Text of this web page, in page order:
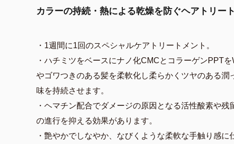
カラーの持続・熱による乾燥を防ぐヘアトリー
・1週間に1回のスペシャルケアトリートメント。
・ハチミツをベースにナノ化CMCとコラーゲンPPT
やゴワつきのある髪を柔軟化し柔らかくツヤのある潤
味を持続させます。
・ヘマチン配合でダメージの原因となる活性酸素や
の進行を抑える効果があります。
・艶やかでしなやか、なびくような柔軟な手触り感に